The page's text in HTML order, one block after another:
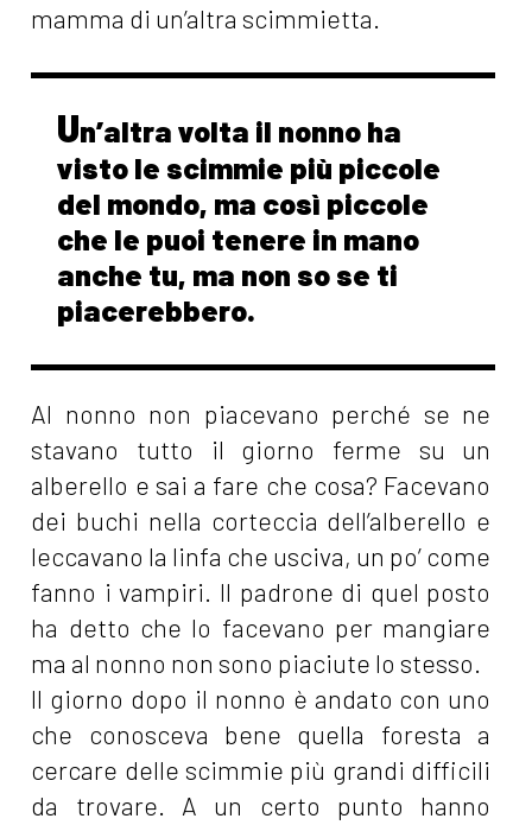
mamma di un’altra scimmietta.
Un’altra volta il nonno ha
visto le scimmie più piccole
del mondo, ma così piccole
che le puoi tenere in mano
anche tu, ma non so se ti
piacerebbero.
Al nonno non piacevano perché se ne
stavano tutto il giorno ferme su un
alberello e sai a fare che cosa? Facevano
dei buchi nella corteccia dell’alberello e
leccavano la linfa che usciva, un po’ come
fanno i vampiri. Il padrone di quel posto
ha detto che lo facevano per mangiare
ma al nonno non sono piaciute lo stesso.
Il giorno dopo il nonno è andato con uno
che conosceva bene quella foresta a
cercare delle scimmie più grandi difficili
da trovare. A un certo punto hanno